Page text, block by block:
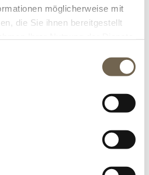
möglicherweise mit
die Sie ihnen bereitgestellt
neuwertig, aus